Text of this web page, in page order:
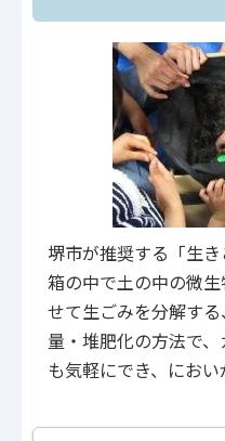
堺市が推奨する「生
箱の中で土の中の微
せて生ごみを分解す
量・堆肥化の方法で
も気軽にでき、におい